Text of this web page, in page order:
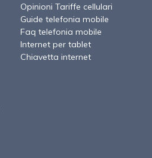
Opinioni Tariffe cellulari
Guide telefonia mobile
Faq telefonia mobile
Internet per tablet
Chiavetta internet